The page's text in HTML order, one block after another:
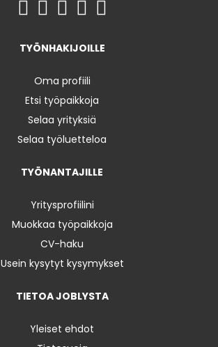
TYÖNHAKIJOILLE
Oma profiili
Etsi työpaikkoja
Selaa yrityksiä
Selaa työluetteloa
TYÖNANTAJILLE
Yritysprofiilini
Muokkaa työpaikkoja
CV-haku
Usein kysytyt kysymykset
TIETOA JOBLYSTA
Yleiset ehdot